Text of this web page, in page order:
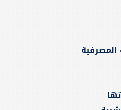
المصرفية